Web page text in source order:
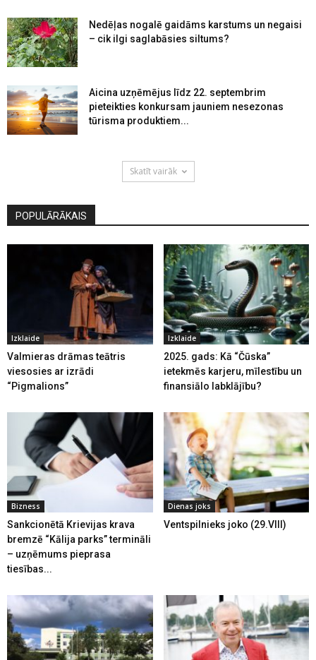
Nedēļas nogalē gaidāms karstums un negaisi
– cik ilgi saglabāsies siltums?
Aicina uzņēmējus līdz 22. septembrim
pieteikties konkursam jauniem nesezonas
tūrisma produktiem...
Skatīt vairāk
POPULĀRĀKAIS
Izklaide
Valmieras drāmas teātris
viesosies ar izrādi
“Pigmalions”
Izklaide
2025. gads: Kā “Čūska”
ietekmēs karjeru, mīlestību un
finansiālo labklājību?
Bizness
Sankcionētā Krievijas krava
bremzē “Kālija parks” termināli
– uzņēmums pieprasa
tiesības...
Dienas joks
Ventspilnieks joko (29.VIII)